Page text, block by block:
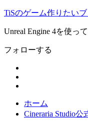
TiSのゲーム作りたい
Unreal Engine 4を使っ
フォローする
ホーム
Cineraria Studio公